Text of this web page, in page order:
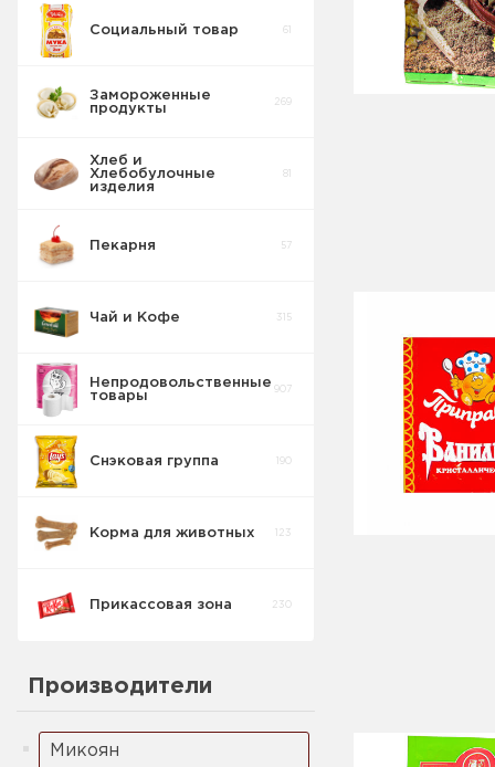
Социальный товар 61
Замороженные
продукты
269
Хлеб и
Хлебобулочные
изделия
81
Пекарня 57
Чай и Кофе 315
Непродовольственные
товары
907
Снэковая группа 190
Корма для животных 123
Прикассовая зона 230
Производители
Микоян